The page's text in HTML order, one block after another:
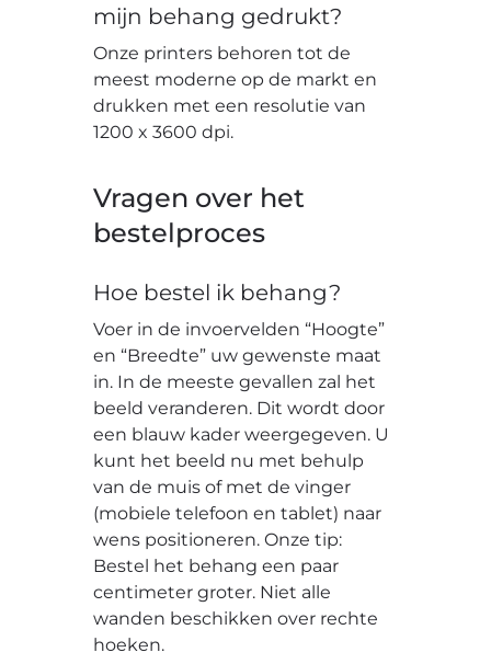
mijn behang gedrukt?
Onze printers behoren tot de
meest moderne op de markt en
drukken met een resolutie van
1200 x 3600 dpi.
Vragen over het
bestelproces
Hoe bestel ik behang?
Voer in de invoervelden “Hoogte”
en “Breedte” uw gewenste maat
in. In de meeste gevallen zal het
beeld veranderen. Dit wordt door
een blauw kader weergegeven. U
kunt het beeld nu met behulp
van de muis of met de vinger
(mobiele telefoon en tablet) naar
wens positioneren. Onze tip:
Bestel het behang een paar
centimeter groter. Niet alle
wanden beschikken over rechte
hoeken.